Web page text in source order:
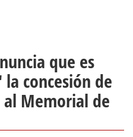
que es
concesión de
Memorial de